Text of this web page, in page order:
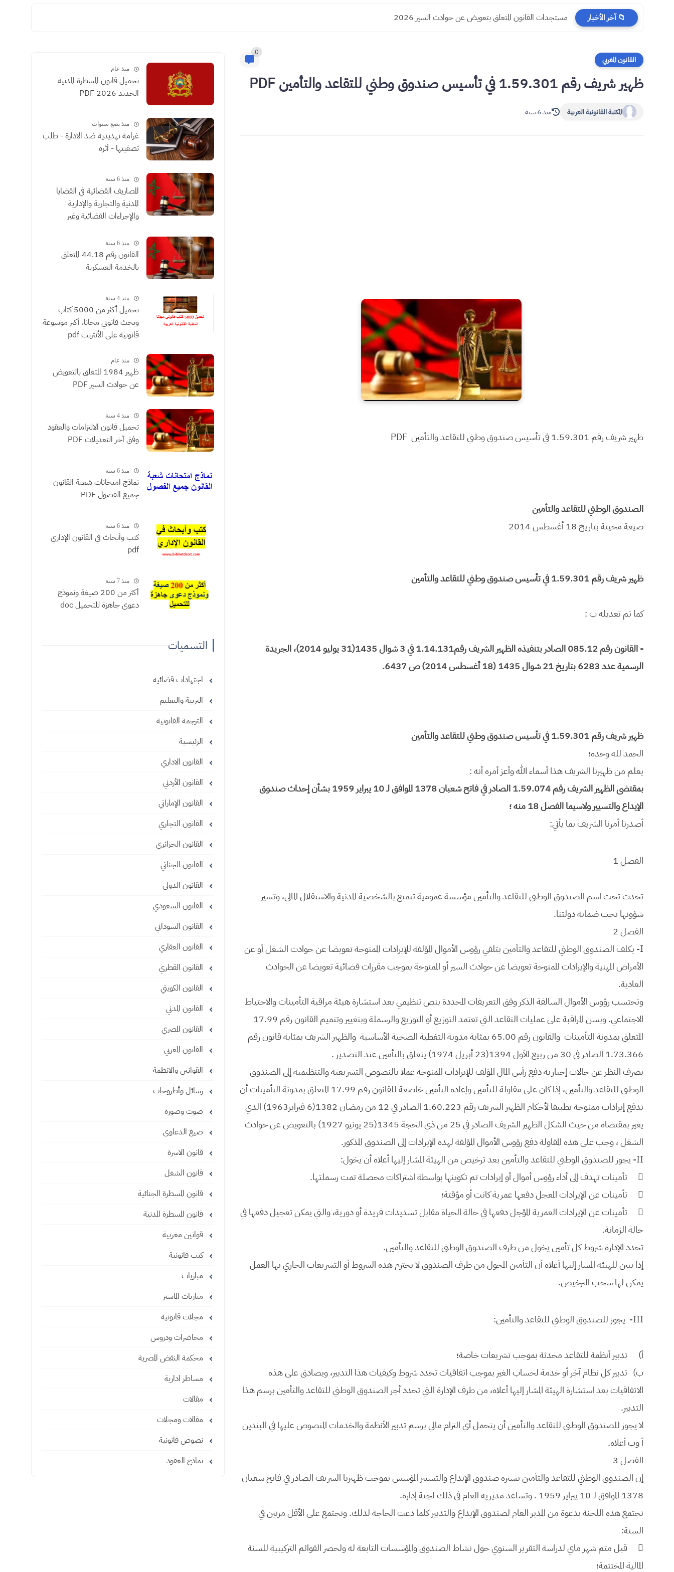
📁 آخر الأخبار مستجدات القانون المتعلق بتعويض عن حوادث السير 2026
القانون المغربي
0
ظهير شريف رقم 1.59.301 في تأسيس صندوق وطني للتقاعد والتأمين PDF
المكتبة القانونية العربية منذ 6 سنة
ظهير شريف رقم 1.59.301 في تأسيس صندوق وطني للتقاعد والتأمين PDF
الصندوق الوطني للتقاعد والتأمين
صيغة محينة بتاريخ 18 أغسطس 2014
ظهير شريف رقم 1.59.301 في تأسيس صندوق وطني للتقاعد والتأمين
كما تم تعديله ب :
- القانون رقم 085.12 الصادر بتنفيذه الظهير الشريف رقم1.14.131 في 3 شوال 1435(31 يوليو 2014)، الجريدة
الرسمية عدد 6283 بتاريخ 21 شوال 1435 (18 أغسطس 2014) ص 6437.
ظهير شريف رقم 1.59.301 في تأسيس صندوق وطني للتقاعد والتأمين
الحمد لله وحده؛
يعلم من ظهيرنا الشريف هذا أسماء الله وأعز أمره أنه :
بمقتضى الظهير الشريف رقم 1.59.074 الصادر في فاتح شعبان 1378 الموافق لـ 10 يبراير 1959 بشأن إحداث صندوق
الإيداع والتسيير ولاسيما الفصل 18 منه ؛
أصدرنا أمرنا الشريف بما يأتي:
الفصل 1
تحدت تحت اسم الصندوق الوطني للتقاعد والتأمين مؤسسة عمومية تتمتع بالشخصية المدنية والاستقلال المالي، وتسير
شؤونها تحت ضمانة دولتنا.
الفصل 2
I- يكلف الصندوق الوطني للتقاعد والتأمين بتلقي رؤوس الأموال المؤلفة للإيرادات الممنوحة تعويضا عن حوادث الشغل أو عن
الأمراض المهنية والإيرادات الممنوحة تعويضا عن حوادث السير أو الممنوحة بموجب مقررات قضائية تعويضا عن الحوادث
العادية.
وتحتسب رؤوس الأموال السالفة الذكر وفق التعريفات المحددة بنص تنظيمي بعد استشارة هيئة مراقبة التأمينات والاحتياط
الاجتماعي. وبسن المراقبة على عمليات التقاعد التي تعتمد التوزيع أو التوزيع والرسملة وبتغيير وتتميم القانون رقم 17.99
المتعلق بمدونة التأمينات والقانون رقم 65.00 بمثابة مدونة التغطية الصحية الأساسية والظهير الشريف بمثابة قانون رقم
1.73.366 الصادر في 30 من ربيع الأول 1394(23 أبريل 1974) يتعلق بالتأمين عند التصدير .
بصرف النظر عن حالات إجبارية دفع رأس المال المؤلف للإيرادات الممنوحة عملا بالنصوص التشريعية والتنظيمية إلى الصندوق
الوطني للتقاعد والتأمين، إذا كان على مقاولة للتأمين وإعادة التأمين خاضعة للقانون رقم 17.99 المتعلق بمدونة التأمينات أن
تدفع إيرادات ممنوحة تطبيقا لأحكام الظهير الشريف رقم 1.60.223 الصادر في 12 من رمضان 1382(6 فبراير1963) الذي
يغير بمقتضاه من حيث الشكل الظهير الشريف الصادر في 25 من ذي الحجة 1345(25 يونيو 1927) بالتعويض عن حوادث
الشغل ، وجب على هذه المقاولة دفع رؤوس الأموال المؤلفة لهذه الإيرادات إلى الصندوق المذكور.
II- يجوز للصندوق الوطني للتقاعد والتأمين بعد ترخيص من الهيئة المشار إليها أعلاه أن يخول:

تأمينات تهدف إلى أداء رؤوس أموال أو إيرادات تم تكوينها بواسطة اشتراكات محصلة تمت رسملتها.

تأمينات عن الإيرادات المعجل دفعها عمرية كانت أو مؤقتة؛

تأمينات عن الإيرادات العمرية المؤجل دفعها في حالة الحياة مقابل تسديدات فريدة أو دورية، والتي يمكن تعجيل دفعها في
حالة الزمانة.
تحدد الإدارة شروط كل تأمين يخول من طرف الصندوق الوطني للتقاعد والتأمين.
إذا تبين للهيئة المشار إليها أعلاه أن التأمين المخول من طرف الصندوق لا يحترم هذه الشروط أو التشريعات الجاري بها العمل
يمكن لها سحب الترخيص.
III- يجوز للصندوق الوطني للتقاعد والتأمين:
‌أ)
‌تدبير أنظمة للتقاعد محدثة بموجب تشريعات خاصة؛
‌ب) ‌تدبير كل نظام آخر أو خدمة لحساب الغير بموجب اتفاقيات تحدد شروط وكيفيات هذا التدبير، ويصادق على هذه
الاتفاقيات بعد استشارة الهيئة المشار إليها أعلاه، من طرف الإدارة التي تحدد أجر الصندوق الوطني للتقاعد والتأمين برسم هذا
التدبير.
لا يجوز للصندوق الوطني للتقاعد والتأمين أن يتحمل أي التزام مالي برسم تدبير الأنظمة والخدمات المنصوص عليها في البندين
أ وب أعلاه.
الفصل 3
إن الصندوق الوطني للتقاعد والتأمين يسيره صندوق الإيداع والتسيير المؤسس بموجب ظهيرنا الشريف الصادر في فاتح شعبان
1378 الموافق لـ 10 يبراير 1959 . وتساعد مديريه العام في ذلك لجنة إدارة.
تجتمع هذه اللجنة بدعوة من المدير العام لصندوق الإيداع والتدبير كلما دعت الحاجة لذلك. وتجتمع على الأقل مرتين في
السنة:

قبل متم شهر ماي لدراسة التقرير السنوي حول نشاط الصندوق والمؤسسات التابعة له ولحصر القوائم التركيبية للسنة
المالية المختتمة؛
منذ عام
تحميل قانون المسطرة المدنية
الجديد 2026 PDF
منذ بضع سنوات
غرامة تهديدية ضد الادارة - طلب
تصفيتها - أثره
منذ 6 سنة
المصاريف القضائية في القضايا
المدنية والتجارية والإدارية
والإجراءات القضائية وغير
الموثقون
منذ 6 سنة
القانون رقم 44.18 المتعلق
بالخدمة العسكرية
منذ 4 سنة
تحميل أكثر من 5000 كتاب
وبحث قانوني مجانا، أكبر موسوعة
قانونية على الأنترنت pdf
منذ عام
ظهير 1984 المتعلق بالتعويض
عن حوادث السير PDF
منذ 4 سنة
تحميل قانون الالتزامات والعقود
وفق آخر التعديلات PDF
منذ 6 سنة
نماذج امتحانات شعبة القانون
جميع الفصول PDF
منذ 6 سنة
كتب وأبحاث في القانون الإداري
pdf
منذ 7 سنة
أكثر من 200 صيغة ونموذج
دعوى جاهزة للتحميل doc
التسميات
اجتهادات قضائية
التربية والتعليم
الترجمة القانونية
الرئيسية
القانون الاداري
القانون الأردني
القانون الإماراتي
القانون التجاري
القانون الجزائري
القانون الجنائي
القانون الدولي
القانون السعودي
القانون السوداني
القانون العقاري
القانون القطري
القانون الكويتي
القانون المدني
القانون المصري
القانون المغربي
القوانين والانظمة
رسائل وأطروحات
صوت وصورة
صيغ الدعاوى
قانون الاسرة
قانون الشغل
قانون المسطرة الجنائية
قانون المسطرة المدنية
قوانين مغربية
كتب قانونية
مباريات
مباريات الماستر
مجلات قانونية
محاضرات ودروس
محكمة النقض المصرية
مساطر ادارية
مقالات
مقالات ومجلات
نصوص قانونية
نماذج العقود